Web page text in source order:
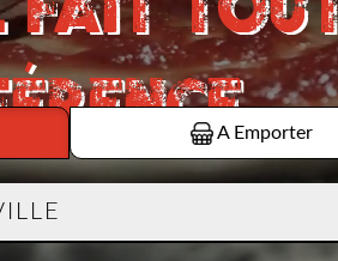
A Emporter